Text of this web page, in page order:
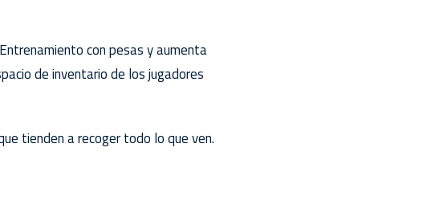
con pesas y aumenta
de inventario de los jugadores
tienden a recoger todo lo que ven.